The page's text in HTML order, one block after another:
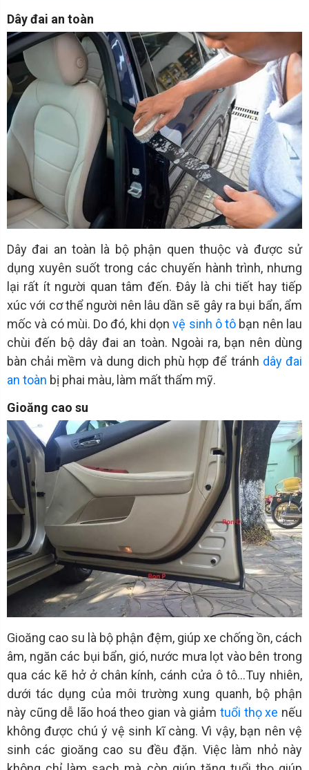
Dây đai an toàn
Dây đai an toàn là bộ phận quen thuộc và được sử
dụng xuyên suốt trong các chuyến hành trình, nhưng
lại rất ít người quan tâm đến. Đây là chi tiết hay tiếp
xúc với cơ thể người nên lâu dần sẽ gây ra bụi bẩn, ẩm
mốc và có mùi. Do đó, khi dọnvệ sinh ô tô bạn nên lau
chùi đến bộ dây đai an toàn. Ngoài ra, bạn nên dùng
bàn chải mềm và dung dich phù hợp để tránh dây đai
an toàn bị phai màu, làm mất thẩm mỹ.
Gioăng cao su
Gioăng cao su là bộ phận đệm, giúp xe chống ồn, cách
âm, ngăn các bụi bẩn, gió, nước mưa lọt vào bên trong
qua các kẽ hở ở chân kính, cánh cửa ô tô…Tuy nhiên,
dưới tác dụng của môi trường xung quanh, bộ phận
này cũng dễ lão hoá theo gian và giảm tuổi thọ xe nếu
không được chú ý vệ sinh kĩ càng. Vì vậy, bạn nên vệ
sinh các gioăng cao su đều đặn. Việc làm nhỏ này